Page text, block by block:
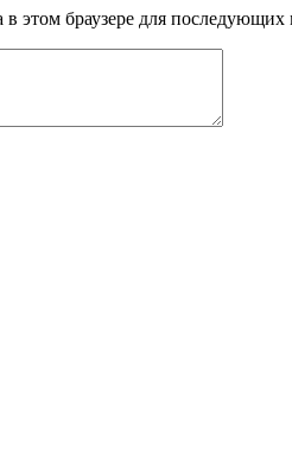
этом браузере для